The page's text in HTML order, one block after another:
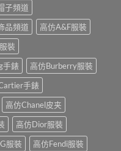
子頻道
品頻道
高仿A&F服裝
裝
手錶
高仿Burberry服裝
手錶
高仿Chanel皮夹
高仿Dior服裝
服裝
高仿Fendi服裝